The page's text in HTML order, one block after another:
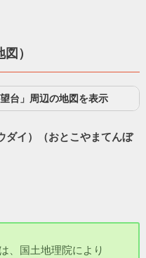
）
台」周辺の地図を表示
ダイ）（おとこやまてんぼ
、国土地理院により